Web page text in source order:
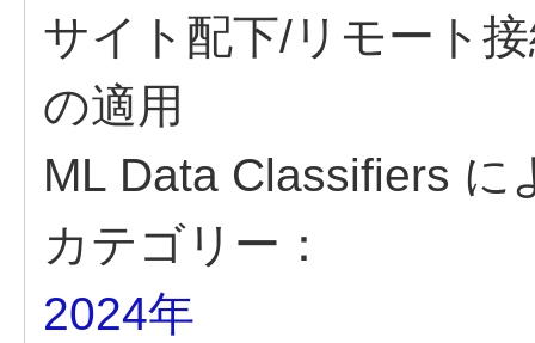
サイト配下/リモート
の適用
ML Data Classifiers に
カテゴリー：
2024年